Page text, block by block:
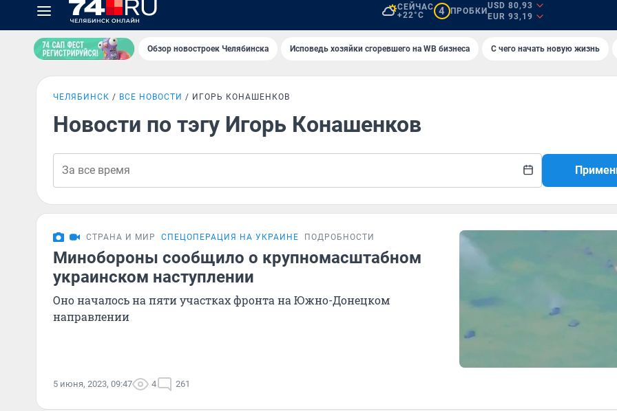
СЕЙЧАС
+22°C
4 ПРОБКИ
USD 80,93
EUR 93,19
Обзор новостроек Челябинска Исповедь хозяйки сгоревшего на WB бизнеса С чего начать новую жизнь
ЧЕЛЯБИНСК ВСЕ НОВОСТИ ИГОРЬ КОНАШЕНКОВ
Новости по тэгу Игорь Конашенков
СТРАНА И МИР СПЕЦОПЕРАЦИЯ НА УКРАИНЕ ПОДРОБНОСТИ
Минобороны сообщило о крупномасштабном
украинском наступлении
Оно началось на пяти участках фронта на Южно-Донецком
направлении
5 июня, 2023, 09:47 4 261